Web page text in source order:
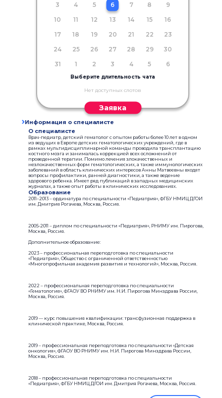
3
4 5 6 7 8
9
10
11 12 13 14 15
16
17
18 19 20 21 22
23
24
25 26 27 28 29
30
31
1 2 3 4 5 6
Выберите длительность чата
Нет доступных слотов
Заявка
Информация о специалисте
О специалисте
Врач-педиатр, детский гематолог с опытом работы более 10 лет в одном
из ведущих в Европе детских гематологических учреждений, где в
рамках мультидисциплинарной команды проводила трансплантацию
костного мозга и занималась коррекцией всех осложнений от
проведенной терапии. Помимо лечения злокачественных и
незлокачественных форм гематологических, а также иммунологических
заболеваний в область клинических интересов Анны Матвеевны входят
вопросы профилактики, ранней диагностики, а также ведение
здорового ребенка. Имеет ряд публикаций в западных медицинских
журналах, а также опыт работы в клинических исследованиях.
Образование
2011–2013 – ординатура по специальности «Педиатрия», ФГБУ НМИЦ ДГОИ
им. Дмитрия Рогачева, Москва, Россия.
2005-2011 – диплом по специальности «Педиатрия», РНИМУ им. Пирогова,
Москва, Россия.
Дополнительное образование:
2023 – профессиональная переподготовка по специальности
«Педиатрия», Общество с ограниченной ответственностью
«Многопрофильная академия развития и технологий», Москва, Россия.
2022 – профессиональная переподготовка по специальности
«Гематология», ФГАОУ ВО РНИМУ им. Н.И. Пирогова Минздрава России,
Москва, Россия.
2019 — курс повышения квалификации: трансфузионная поддержка в
клинической практике, Москва, Россия.
2019 – профессиональная переподготовка по специальности «Детская
онкология», ФГАОУ ВО РНИМУ им. Н.И. Пирогова Минздрава России,
Москва, Россия.
2018 – профессиональная переподготовка по специальности
«Педиатрия», ФГБУ НМИЦ ДГОИ им. Дмитрия Рогачева, Москва, Россия.